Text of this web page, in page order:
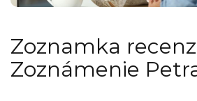
Zoznamka
Zoznámenie